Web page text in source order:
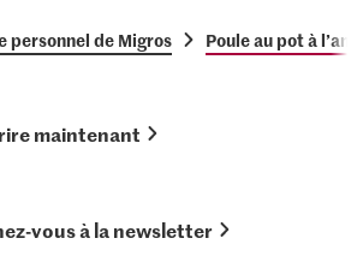
personnel de Migros Poule au pot à
maintenant
vous à la newsletter